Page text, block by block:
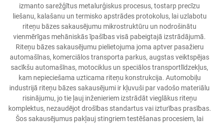
izmanto sarežģītus metalurģiskus procesus, tostarp precīzu
liešanu, kalašanu un termisko apstrādes protokolus, lai uzlabotu
riteņu bāzes sakausējumu mikrostruktūru un nodrošinātu
vienmērīgas mehāniskās īpašības visā pabeigtajā izstrādājumā.
Riteņu bāzes sakausējumu pielietojuma joma aptver pasažieru
automašīnas, komerciālos transporta parkus, augstas veiktspējas
sacīkšu automašīnas, motociklus un speciālos transportlīdzekļus,
kam nepieciešama uzticama riteņu konstrukcija. Automobiļu
industrijā riteņu bāzes sakausējumi ir kļuvuši par vadošo materiālu
risinājumu, jo tie ļauj inženieriem izstrādāt vieglākus riteņu
komplektus, nezaudējot drošības standartus vai izturības prasības.
Šos sakausējumus pakļauj stingriem testēšanas procesiem, lai